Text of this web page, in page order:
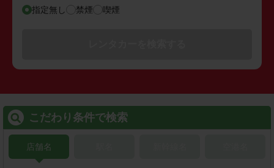
指定無し 禁煙 喫煙
こだわり条件で検索
店舗名